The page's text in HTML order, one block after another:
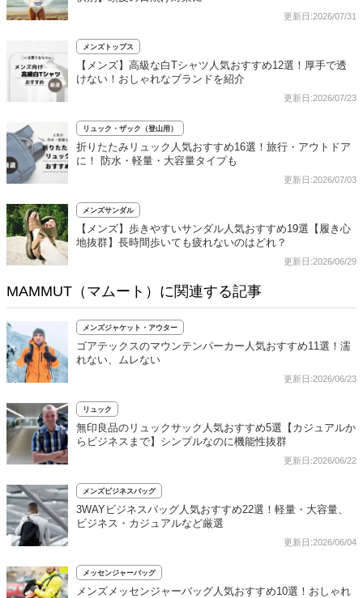
更新日:2026/07/31
メンズトップス
【メンズ】高級な白Tシャツ人気おすすめ12選！厚手で透
けない！おしゃれなブランドを紹介
更新日:2026/07/23
リュック・ザック（登山用）
折りたたみリュック人気おすすめ16選！旅行・アウトドア
に！ 防水・軽量・大容量タイプも
更新日:2026/07/03
メンズサンダル
【メンズ】歩きやすいサンダル人気おすすめ19選【履き心
地抜群】長時間歩いても疲れないのはどれ？
更新日:2026/06/29
MAMMUT（マムート）に関連する記事
メンズジャケット・アウター
ゴアテックスのマウンテンパーカー人気おすすめ11選！濡
れない、ムレない
更新日:2026/06/23
リュック
無印良品のリュックサック人気おすすめ5選【カジュアルか
らビジネスまで】シンプルなのに機能性抜群
更新日:2026/06/22
メンズビジネスバッグ
3WAYビジネスバッグ人気おすすめ22選！軽量・大容量、
ビジネス・カジュアルなど厳選
更新日:2026/06/04
メッセンジャーバッグ
メンズメッセンジャーバッグ人気おすすめ10選！おしゃれ